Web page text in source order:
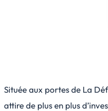
Située aux portes de La
attire de plus en plus